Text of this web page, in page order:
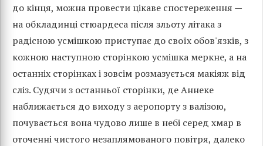
до кінця, можна провести цікаве спостереження —
на обкладинці стюардеса після зльоту літака з
радісною усмішкою приступає до своїх обов'язків, з
кожною наступною сторінкою усмішка меркне, а на
останніх сторінках і зовсім розмазується макіяж від
сліз. Судячи з останньої сторінки, де Аннеке
наближається до виходу з аеропорту з валізою,
почувається вона чудово лише в небі серед хмар в
оточенні чистого незаплямованого повітря, далеко